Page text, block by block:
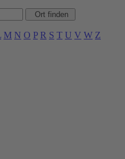
M N O P R S T U V W Z